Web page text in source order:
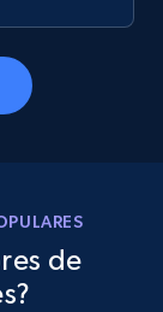
de